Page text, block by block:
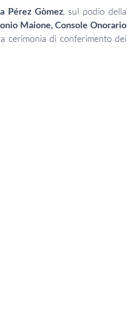
Pérez Gòmez, sul podio della
Maione, Console Onorario
cerimonia di conferimento dei